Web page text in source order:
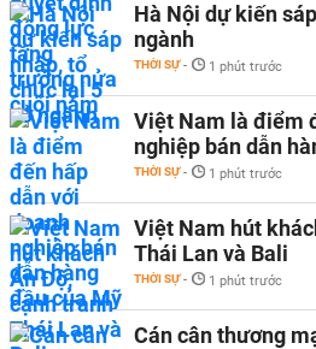
Hà Nội dự kiến
ngành
THỜI SỰ - 1 phút trước
Việt Nam là điểm
nghiệp bán dẫn
THỜI SỰ - 1 phút trước
Việt Nam hút
Thái Lan và Bali
THỜI SỰ - 1 phút trước
Cán cân thương